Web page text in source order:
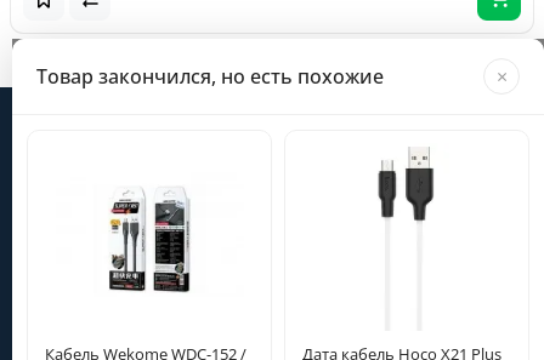
Товар закончился, но есть похожие ×
Кабель Wekome WDC-152 / Дата кабель Hoco X21 Plus
Загрузка...